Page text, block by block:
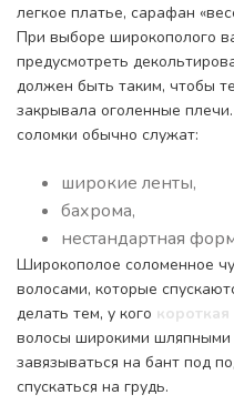
легкое платье, сарафан
При выборе широкополого
предусмотреть
должен быть таким, чтобы
закрывала оголенные
соломки обычно служат:
широкие ленты,
бахрома,
нестандартная
Широкополое соломенное
волосами, которые
делать тем, у кого
волосы широкими шляпными
завязываться на бант под
спускаться на грудь.